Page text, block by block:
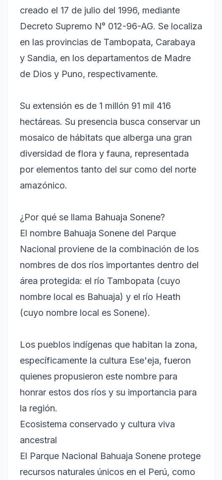
creado el 17 de julio del 1996, mediante
Decreto Supremo N° 012-96-AG. Se localiza
en las provincias de Tambopata, Carabaya
y Sandia, en los departamentos de Madre
de Dios y Puno, respectivamente.
Su extensión es de 1 millón 91 mil 416
hectáreas. Su presencia busca conservar un
mosaico de hábitats que alberga una gran
diversidad de flora y fauna, representada
por elementos tanto del sur como del norte
amazónico.
¿Por qué se llama Bahuaja Sonene?
El nombre Bahuaja Sonene del Parque
Nacional proviene de la combinación de los
nombres de dos ríos importantes dentro del
área protegida: el río Tambopata (cuyo
nombre local es Bahuaja) y el río Heath
(cuyo nombre local es Sonene).
Los pueblos indígenas que habitan la zona,
específicamente la cultura Ese'eja, fueron
quienes propusieron este nombre para
honrar estos dos ríos y su importancia para
la región.
Ecosistema conservado y cultura viva
ancestral
El Parque Nacional Bahuaja Sonene protege
recursos naturales únicos en el Perú, como